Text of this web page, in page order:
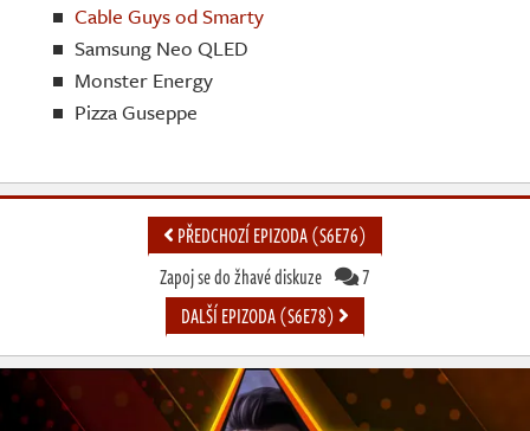
Cable Guys od Smarty
Samsung Neo QLED
Monster Energy
Pizza Guseppe
PŘEDCHOZÍ EPIZODA (S6E76)
Zapoj se do žhavé diskuze
7
DALŠÍ EPIZODA (S6E78)